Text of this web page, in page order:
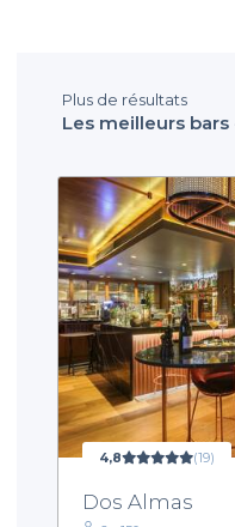
Plus de résultats
Les meilleurs
4,8 (19)
Dos Almas